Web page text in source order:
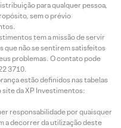
para qualquer pessoa,
sem o prévio
tem a missão de servir
que não se sentirem satisfeitos
problemas. O contato pode
3710.
estão definidos nas tabelas
da XP Investimentos:
responsabilidade por quaisquer
a decorrer da utilização deste